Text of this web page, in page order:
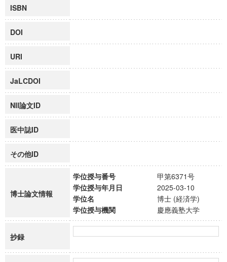
ISBN
DOI
URI
JaLCDOI
NII論文ID
医中誌ID
その他ID
博士論文情報
学位授与番号
甲第6371号
学位授与年月日
2025-03-10
学位名
博士 (経済学)
学位授与機関
慶應義塾大学
抄録